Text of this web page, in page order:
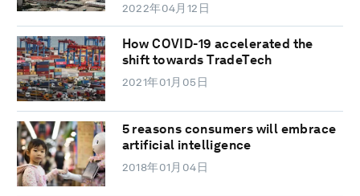
2022年04月12日
How COVID-19 accelerated the
shift towards TradeTech
2021年01月05日
5 reasons consumers will embrace
artificial intelligence
2018年01月04日